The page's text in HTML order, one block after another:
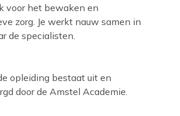
voor het bewaken en
zorg. Je werkt nauw samen in
de specialisten.
de opleiding bestaat uit en
door de Amstel Academie.